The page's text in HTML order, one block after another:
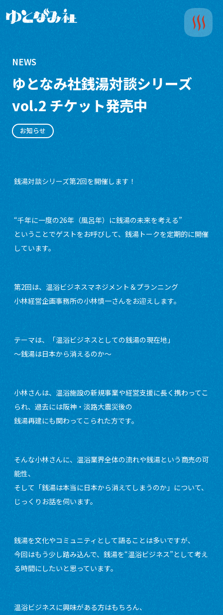
NEWS
ゆとなみ社銭湯対談シリーズ
vol.2 チケット発売中
お知らせ
銭湯対談シリーズ第2回を開催します！
“千年に一度の26年（風呂年）に銭湯の未来を考える”
ということでゲストをお呼びして、銭湯トークを定期的に開催
しています。
第2回は、温浴ビジネスマネジメント＆プランニング
小林経営企画事務所の小林慎一さんをお迎えします。
テーマは、「温浴ビジネスとしての銭湯の現在地」
〜銭湯は日本から消えるのか〜
小林さんは、温浴施設の新規事業や経営支援に長く携わってこ
られ、過去には阪神・淡路大震災後の
銭湯再建にも関わってこられた方です。
そんな小林さんに、温浴業界全体の流れや銭湯という商売の可
能性、
そして「銭湯は本当に日本から消えてしまうのか」について、
じっくりお話を伺います。
銭湯を文化やコミュニティとして語ることは多いですが、
今回はもう少し踏み込んで、銭湯を“温浴ビジネス”として考え
る時間にしたいと思っています。
温浴ビジネスに興味がある方はもちろん、